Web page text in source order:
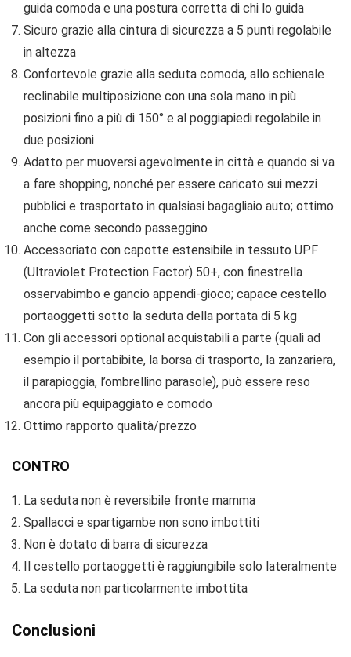
guida comoda e una postura corretta di chi lo guida
Sicuro grazie alla cintura di sicurezza a 5 punti regolabile
in altezza
Confortevole grazie alla seduta comoda, allo schienale
reclinabile multiposizione con una sola mano in più
posizioni fino a più di 150° e al poggiapiedi regolabile in
due posizioni
Adatto per muoversi agevolmente in città e quando si va
a fare shopping, nonché per essere caricato sui mezzi
pubblici e trasportato in qualsiasi bagagliaio auto; ottimo
anche come secondo passeggino
Accessoriato con capotte estensibile in tessuto UPF
(Ultraviolet Protection Factor) 50+, con finestrella
osservabimbo e gancio appendi-gioco; capace cestello
portaoggetti sotto la seduta della portata di 5 kg
Con gli accessori optional acquistabili a parte (quali ad
esempio il portabibite, la borsa di trasporto, la zanzariera,
il parapioggia, l’ombrellino parasole), può essere reso
ancora più equipaggiato e comodo
Ottimo rapporto qualità/prezzo
CONTRO
La seduta non è reversibile fronte mamma
Spallacci e spartigambe non sono imbottiti
Non è dotato di barra di sicurezza
Il cestello portaoggetti è raggiungibile solo lateralmente
La seduta non particolarmente imbottita
Conclusioni